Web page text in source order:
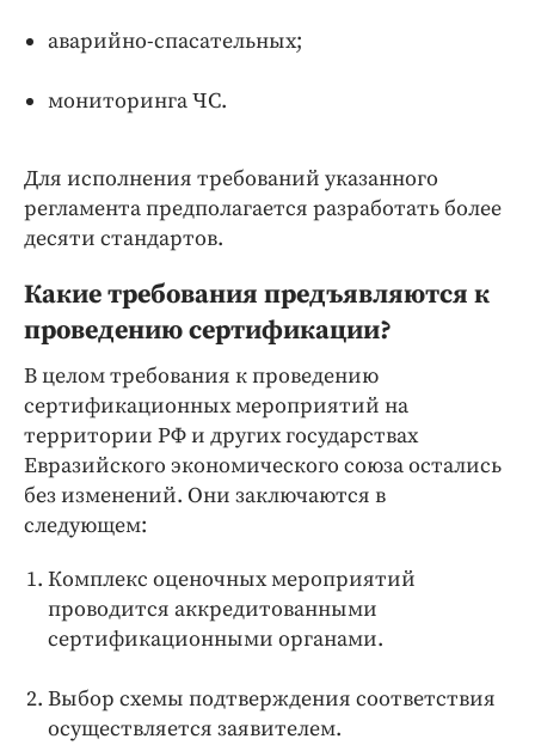
аварийно-спасательных;
мониторинга ЧС.
Для исполнения требований указанного
регламента предполагается разработать более
десяти стандартов.
Какие требования предъявляются к
проведению сертификации?
В целом требования к проведению
сертификационных мероприятий на
территории РФ и других государствах
Евразийского экономического союза остались
без изменений. Они заключаются в
следующем:
Комплекс оценочных мероприятий
проводится аккредитованными
сертификационными органами.
Выбор схемы подтверждения соответствия
осуществляется заявителем.